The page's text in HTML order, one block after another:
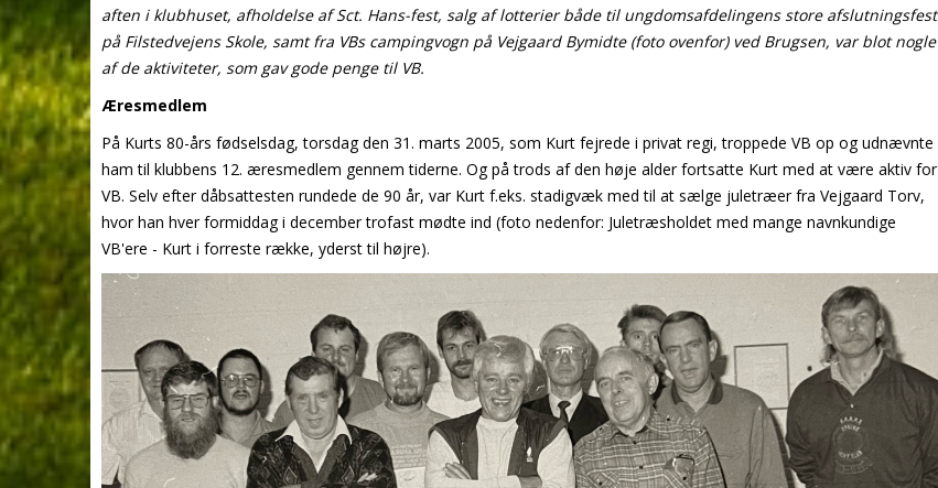
aften i klubhuset, afholdelse af Sct. Hans-fest, salg af lotterier både til ungdomsafdelingens store afslutningsfest
på Filstedvejens Skole, samt fra VBs campingvogn på Vejgaard Bymidte (foto ovenfor) ved Brugsen, var blot nogle
af de aktiviteter, som gav gode penge til VB.
Æresmedlem
På Kurts 80-års fødselsdag, torsdag den 31. marts 2005, som Kurt fejrede i privat regi, troppede VB op og udnævnte
ham til klubbens 12. æresmedlem gennem tiderne. Og på trods af den høje alder fortsatte Kurt med at være aktiv for
VB. Selv efter dåbsattesten rundede de 90 år, var Kurt f.eks. stadigvæk med til at sælge juletræer fra Vejgaard Torv,
hvor han hver formiddag i december trofast mødte ind (foto nedenfor: Juletræsholdet med mange navnkundige
VB'ere - Kurt i forreste række, yderst til højre).